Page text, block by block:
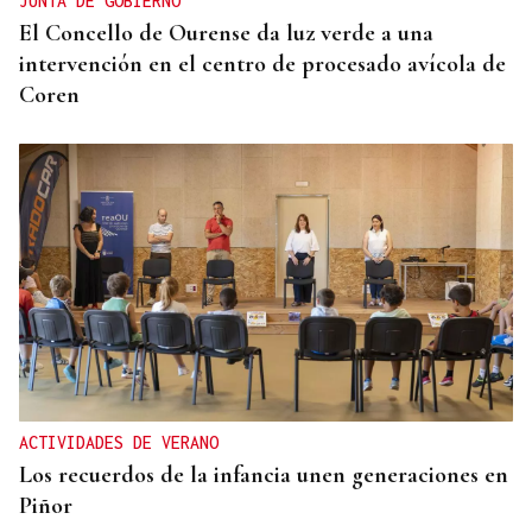
El Concello de Ourense da luz verde a una
intervención en el centro de procesado avícola de
Coren
ACTIVIDADES DE VERANO
Los recuerdos de la infancia unen generaciones en
Piñor